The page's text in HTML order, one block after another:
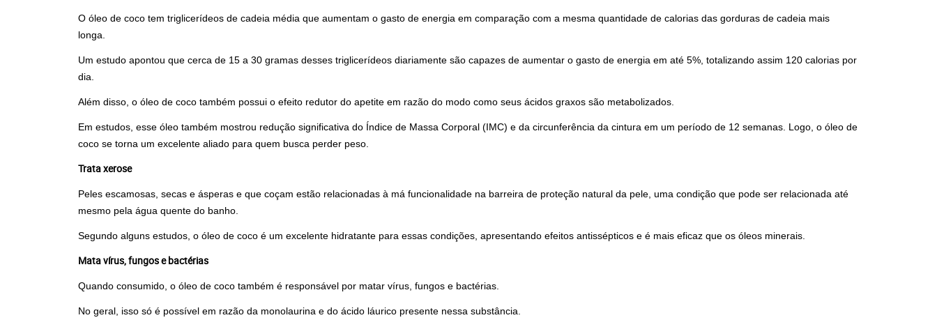
O óleo de coco tem triglicerídeos de cadeia média que aumentam o gasto de energia em comparação com a mesma quantidade de calorias das gorduras de cadeia mais
longa.
Um estudo apontou que cerca de 15 a 30 gramas desses triglicerídeos diariamente são capazes de aumentar o gasto de energia em até 5%, totalizando assim 120 calorias por
dia.
Além disso, o óleo de coco também possui o efeito redutor do apetite em razão do modo como seus ácidos graxos são metabolizados.
Em estudos, esse óleo também mostrou redução significativa do Índice de Massa Corporal (IMC) e da circunferência da cintura em um período de 12 semanas. Logo, o óleo de
coco se torna um excelente aliado para quem busca perder peso.
Trata xerose
Peles escamosas, secas e ásperas e que coçam estão relacionadas à má funcionalidade na barreira de proteção natural da pele, uma condição que pode ser relacionada até
mesmo pela água quente do banho.
Segundo alguns estudos, o óleo de coco é um excelente hidratante para essas condições, apresentando efeitos antissépticos e é mais eficaz que os óleos minerais.
Mata vírus, fungos e bactérias
Quando consumido, o óleo de coco também é responsável por matar vírus, fungos e bactérias.
No geral, isso só é possível em razão da monolaurina e do ácido láurico presente nessa substância.